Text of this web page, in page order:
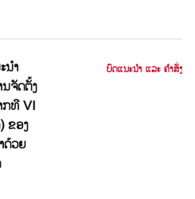
ນຳ
ຈັດຕັ້ງ
ກທີ VI
ຂອງ
ດ້ວຍ
ບົດແນະນໍາ ແລະ ຄໍາສັ່ງ